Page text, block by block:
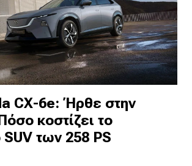
CX-6e: Ήρθε στην
κοστίζει το
SUV των 258 PS